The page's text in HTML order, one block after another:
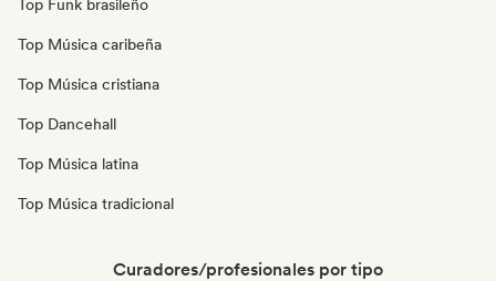
Top Funk brasileño
Top Música caribeña
Top Música cristiana
Top Dancehall
Top Música latina
Top Música tradicional
Curadores/profesionales por tipo